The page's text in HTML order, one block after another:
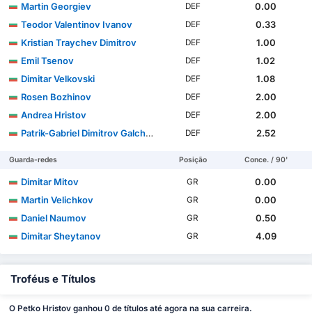
Martin Georgiev
DEF
0.00
Teodor Valentinov Ivanov
DEF
0.33
Kristian Traychev Dimitrov
DEF
1.00
Emil Tsenov
DEF
1.02
Dimitar Velkovski
DEF
1.08
Rosen Bozhinov
DEF
2.00
Andrea Hristov
DEF
2.00
Patrik-Gabriel Dimitrov Galchev
DEF 2.52
Guarda-redes Posição Conce. / 90'
Dimitar Mitov GR
0.00
Martin Velichkov
GR
0.00
Daniel Naumov
GR
0.50
Dimitar Sheytanov
GR 4.09
Troféus e Títulos
O Petko Hristov ganhou 0 de títulos até agora na sua carreira.